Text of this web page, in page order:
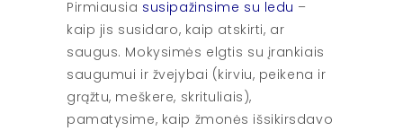
Pirmiausia susipažinsime su ledu –
kaip jis susidaro, kaip atskirti, ar
saugus. Mokysimės elgtis su įrankiais
saugumui ir žvejybai (kirviu, peikena ir
grąžtu, meškere, skrituliais),
pamatysime, kaip žmonės išsikirsdavo